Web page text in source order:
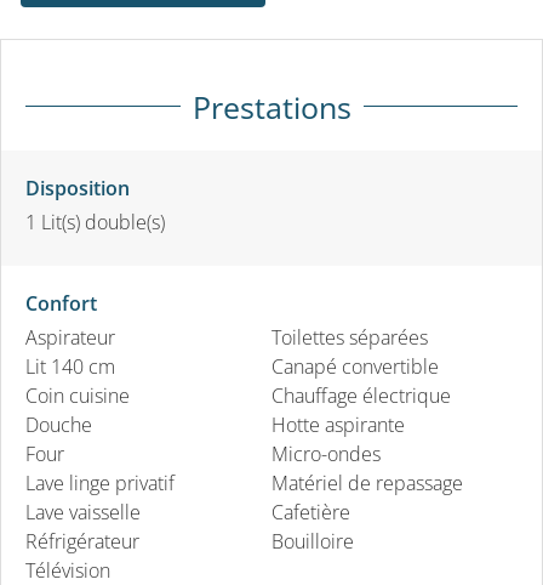
Prestations
Disposition
1 Lit(s) double(s)
Confort
Aspirateur
Lit 140 cm
Coin cuisine
Douche
Four
Lave linge privatif
Lave vaisselle
Réfrigérateur
Télévision
Toilettes séparées
Canapé convertible
Chauffage électrique
Hotte aspirante
Micro-ondes
Matériel de repassage
Cafetière
Bouilloire